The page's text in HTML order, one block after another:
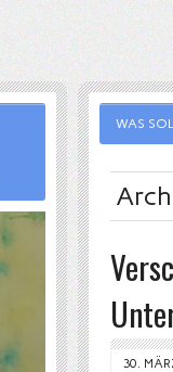
WAS
30.